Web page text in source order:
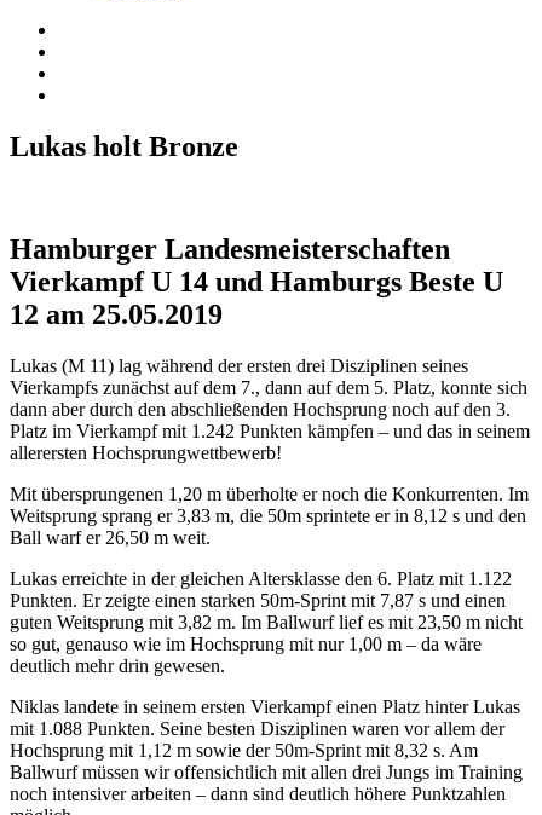
Lukas holt Bronze
Hamburger Landesmeisterschaften
Vierkampf U 14 und Hamburgs Beste U
12 am 25.05.2019
Lukas (M 11) lag während der ersten drei Disziplinen seines
Vierkampfs zunächst auf dem 7., dann auf dem 5. Platz, konnte sich
dann aber durch den abschließenden Hochsprung noch auf den 3.
Platz im Vierkampf mit 1.242 Punkten kämpfen – und das in seinem
al­ler­er­sten Hochsprungwettbewerb!
Mit übersprungenen 1,20 m überholte er noch die Kon­kur­ren­ten. Im
Weitsprung sprang er 3,83 m, die 50m sprintete er in 8,12 s und den
Ball warf er 26,50 m weit.
Lukas erreichte in der gleichen Altersklasse den 6. Platz mit 1.122
Punk­ten. Er zeigte einen starken 50m-Sprint mit 7,87 s und einen
guten Weitsprung mit 3,82 m. Im Ballwurf lief es mit 23,50 m nicht
so gut, genauso wie im Hochsprung mit nur 1,00 m – da wäre
deutlich mehr drin gewesen.
Niklas landete in seinem ersten Vierkampf einen Platz hinter Lukas
mit 1.088 Punkten. Seine besten Disziplinen waren vor allem der
Hoch­sprung mit 1,12 m sowie der 50m-Sprint mit 8,32 s. Am
Ballwurf müssen wir of­fen­sicht­lich mit allen drei Jungs im Training
noch intensiver arbeiten – dann sind deutlich höhere Punkt­zahlen